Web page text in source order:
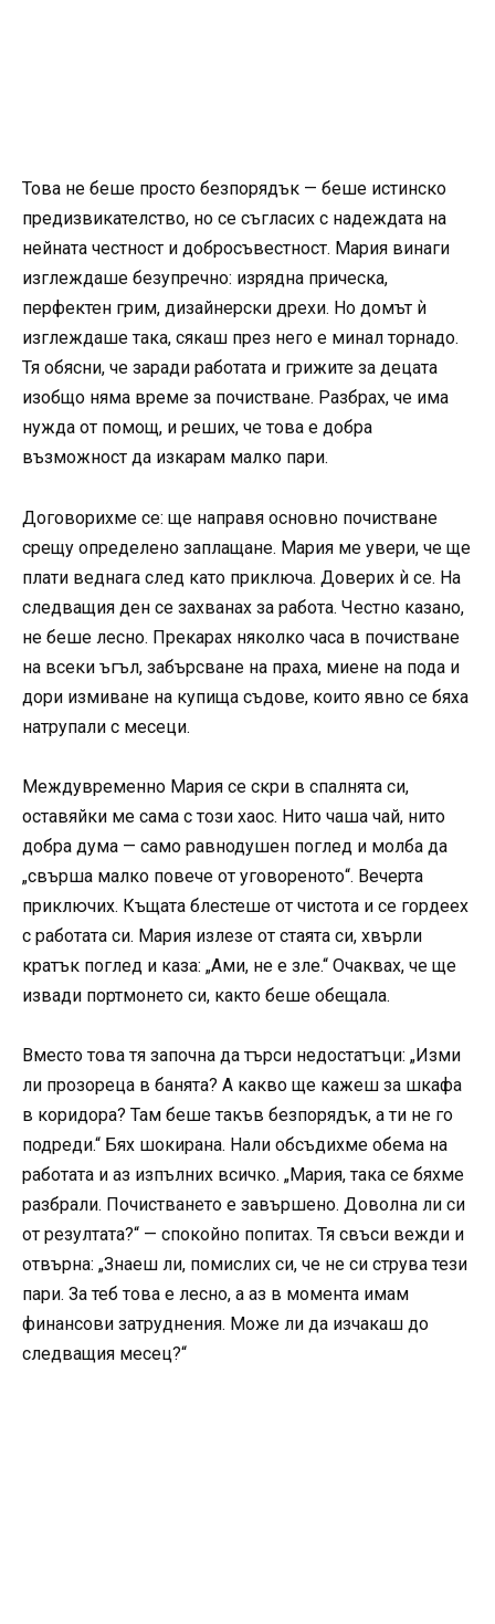
Това не беше просто безпорядък — беше истинско
предизвикателство, но се съгласих с надеждата на
нейната честност и добросъвестност. Мария винаги
изглеждаше безупречно: изрядна прическа,
перфектен грим, дизайнерски дрехи. Но домът ѝ
изглеждаше така, сякаш през него е минал торнадо.
Тя обясни, че заради работата и грижите за децата
изобщо няма време за почистване. Разбрах, че има
нужда от помощ, и реших, че това е добра
възможност да изкарам малко пари.
Договорихме се: ще направя основно почистване
срещу определено заплащане. Мария ме увери, че ще
плати веднага след като приключа. Доверих ѝ се. На
следващия ден се захванах за работа. Честно казано,
не беше лесно. Прекарах няколко часа в почистване
на всеки ъгъл, забърсване на праха, миене на пода и
дори измиване на купища съдове, които явно се бяха
натрупали с месеци.
Междувременно Мария се скри в спалнята си,
оставяйки ме сама с този хаос. Нито чаша чай, нито
добра дума — само равнодушен поглед и молба да
„свърша малко повече от уговореното“. Вечерта
приключих. Къщата блестеше от чистота и се гордеех
с работата си. Мария излезе от стаята си, хвърли
кратък поглед и каза: „Ами, не е зле.“ Очаквах, че ще
извади портмонето си, както беше обещала.
Вместо това тя започна да търси недостатъци: „Изми
ли прозореца в банята? А какво ще кажеш за шкафа
в коридора? Там беше такъв безпорядък, а ти не го
подреди.“ Бях шокирана. Нали обсъдихме обема на
работата и аз изпълних всичко. „Мария, така се бяхме
разбрали. Почистването е завършено. Доволна ли си
от резултата?“ — спокойно попитах. Тя свъси вежди и
отвърна: „Знаеш ли, помислих си, че не си струва тези
пари. За теб това е лесно, а аз в момента имам
финансови затруднения. Може ли да изчакаш до
следващия месец?“